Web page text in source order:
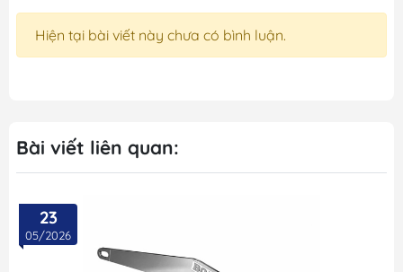
Hiện tại bài viết này chưa có bình luận.
Bài viết liên quan:
23
05/2026